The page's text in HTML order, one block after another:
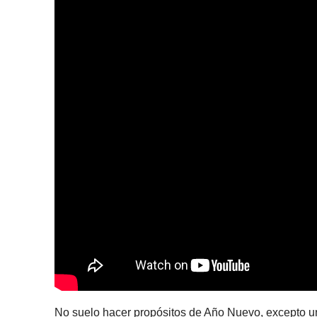
No suelo hacer propósitos de Año Nuevo, excepto